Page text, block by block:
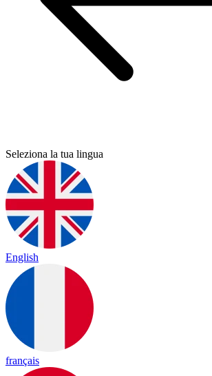
Seleziona la tua lingua
English
français